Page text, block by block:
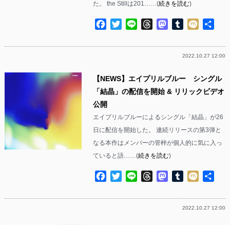
た。 the Stillは201……(続きを読む)
Facebook
TwitterLine ThreadsMastodon
Tumblr
Mixi
2022.10.27 12:00
【NEWS】エイプリルブルー シングル
「結晶」の配信を開始 & リリックビデオ
公開
エイプリルブルーによるシングル「結晶」が26
日に配信を開始した。 連続リリースの第3弾と
なる本作はメンバーの管梓が個人的に気に入っ
ていると語……(続きを読む)
Facebook
TwitterLine ThreadsMastodon
Tumblr
Mixi
2022.10.27 12:00